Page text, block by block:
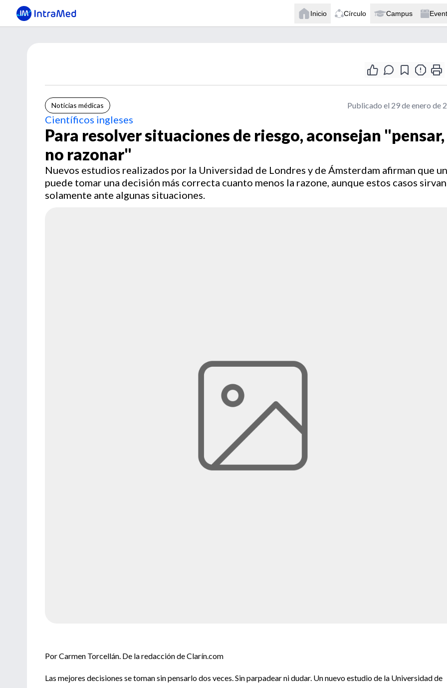
Inicio Círculo Campus
Noticias médicas Publicado el 29 de enero de
Científicos ingleses
Para resolver situaciones de riesgo, aconsejan "pensar,
no razonar"
Nuevos estudios realizados por la Universidad de Londres y de Ámsterdam afirman que
puede tomar una decisión más correcta cuanto menos la razone, aunque estos casos sirvan
solamente ante algunas situaciones.
Por Carmen Torcellán. De la redacción de Clarín.com
Las mejores decisiones se toman sin pensarlo dos veces. Sin parpadear ni dudar. Un nuevo estudio de la Universidad de